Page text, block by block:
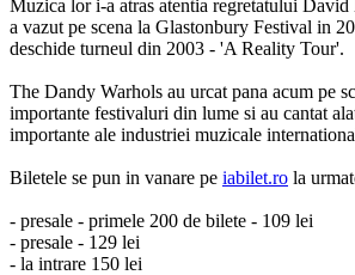
Muzica lor i-a atras atentia regretatului
a vazut pe scena la Glastonbury Festival in
deschide turneul din 2003 - 'A Reality Tour'.
The Dandy Warhols au urcat pana acum pe
importante festivaluri din lume si au cantat
importante ale industriei muzicale
Biletele se pun in vanare pe iabilet.ro la
- presale - primele 200 de bilete - 109 lei
- presale - 129 lei
- la intrare 150 lei